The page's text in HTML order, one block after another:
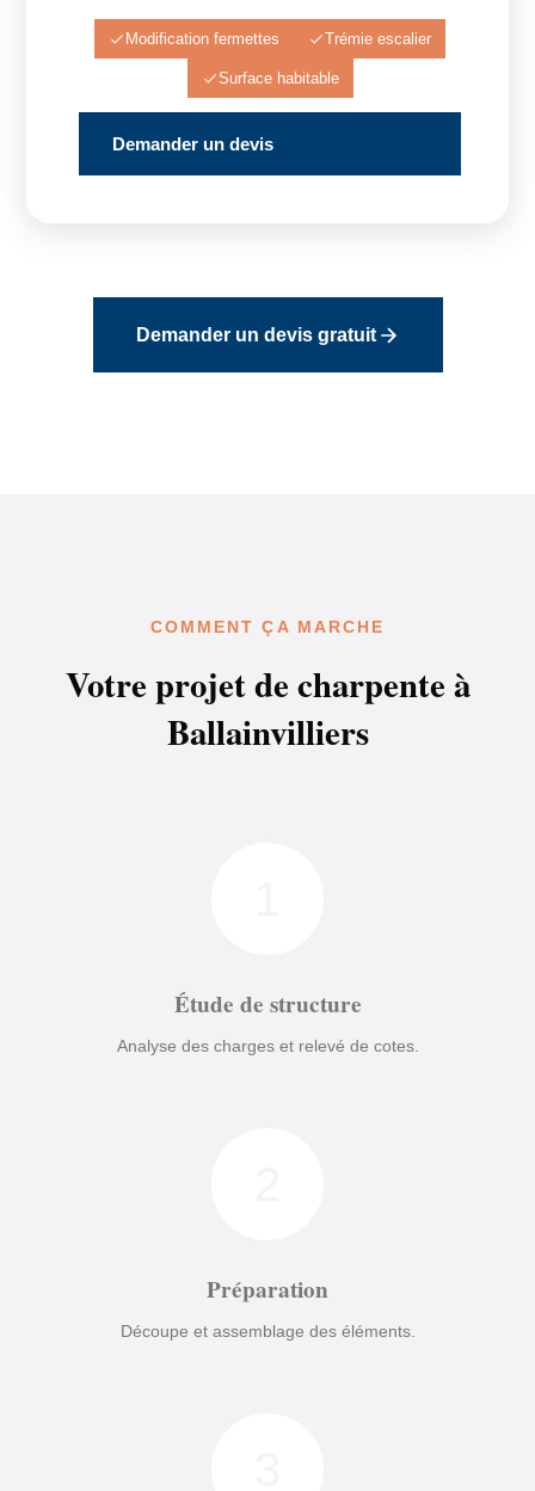
Modification fermettes Trémie escalier
Surface habitable
Demander un devis
Demander un devis gratuit
COMMENT ÇA MARCHE
Votre projet de charpente à
Ballainvilliers
Étude de structure
Analyse des charges et relevé de cotes.
Préparation
Découpe et assemblage des éléments.